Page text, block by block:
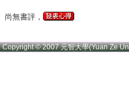
尚無書評，
Copyright © 2007 元智大學(Yuan Ze